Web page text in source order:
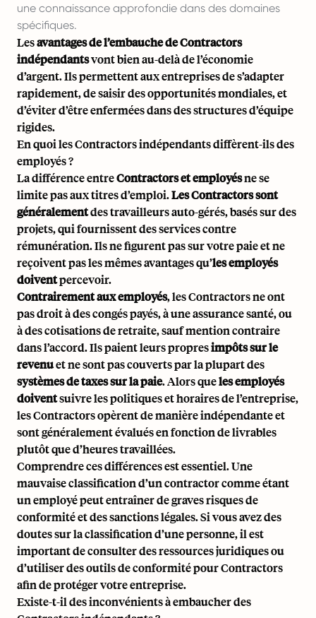
une connaissance approfondie dans des domaines
spécifiques.
Lesavantages de l’embauche de Contractors
indépendantsvont bien au-delà de l’économie
d’argent. Ils permettent aux entreprises de s’adapter
rapidement, de saisir des opportunités mondiales, et
d’éviter d’être enfermées dans des structures d’équipe
rigides.
En quoi les Contractors indépendants diffèrent-ils des
employés ?
La différence entreContractors et employésne se
limite pas aux titres d’emploi.Les Contractors sont
généralementdes travailleurs auto-gérés, basés sur des
projets, qui fournissent des services contre
rémunération. Ils ne figurent pas sur votre paie et ne
reçoivent pas les mêmes avantages qu’les employés
doiventpercevoir.
Contrairement aux employés, les Contractors ne ont
pas droit à des congés payés, à une assurance santé, ou
à des cotisations de retraite, sauf mention contraire
dans l’accord. Ils paient leurs propresimpôts sur le
revenuet ne sont pas couverts par la plupart des
systèmes de taxes sur la paie. Alors queles employés
doiventsuivre les politiques et horaires de l’entreprise,
les Contractors opèrent de manière indépendante et
sont généralement évalués en fonction de livrables
plutôt que d’heures travaillées.
Comprendre ces différences est essentiel. Une
mauvaise classification d’un contractor comme étant
un employé peut entraîner de graves risques de
conformité et des sanctions légales. Si vous avez des
doutes sur la classification d’une personne, il est
important de consulter des ressources juridiques ou
d’utiliser des outils de conformité pour Contractors
afin de protéger votre entreprise.
Existe-t-il des inconvénients à embaucher des